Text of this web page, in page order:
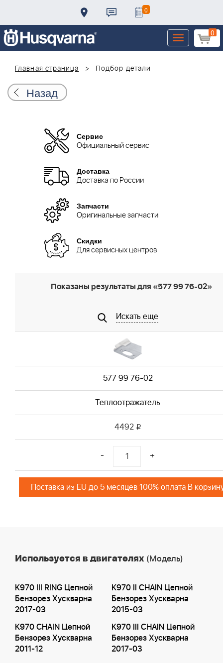
0
0
Toggle
navigation
Главная страница
Подбор детали
Назад
Сервис
Официальный сервис
Доставка
Доставка по России
Запчасти
Оригинальные запчасти
Скидки
Для сервисных центров
Показаны результаты для «577 99 76-02»
Искать еще
577 99 76-02
Теплоотражатель
4492 i
- +
Поставка из EU до 5 месяцев 100% оплата В
Используется в двигателях (Модель)
K970 III RING Цепной
Бензорез Хускварна
2017-03
K970 II CHAIN Цепной
Бензорез Хускварна
2015-03
K970 CHAIN Цепной
Бензорез Хускварна
2011-12
K970 III CHAIN Цепной
Бензорез Хускварна
2017-03